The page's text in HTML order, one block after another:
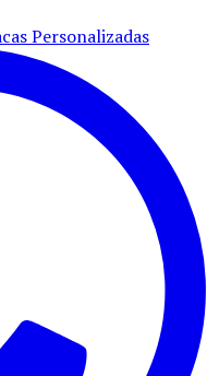
Personalizadas